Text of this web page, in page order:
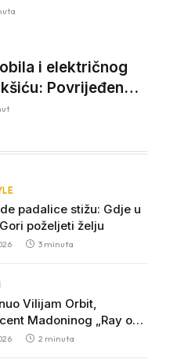
i električnog
Povrijeđen
prebačen u
padalice stižu: Gdje u
poželjeti želju
3 minuta
Vilijam Orbit,
Madoninog „Ray of
2 minuta